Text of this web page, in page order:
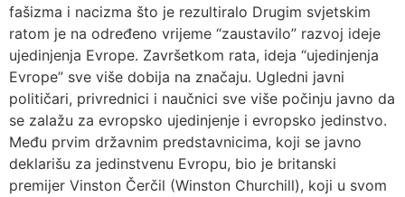
fašizma i nacizma što je rezultiralo Drugim svjetskim
ratom je na određeno vrijeme “zaustavilo” razvoj ideje
ujedinjenja Evrope. Završetkom rata, ideja “ujedinjenja
Evrope” sve više dobija na značaju. Ugledni javni
političari, privrednici i naučnici sve više počinju javno da
se zalažu za evropsko ujedinjenje i evropsko jedinstvo.
Među prvim državnim predstavnicima, koji se javno
deklarišu za jedinstvenu Evropu, bio je britanski
premijer Vinston Čerčil (Winston Churchill), koji u svom